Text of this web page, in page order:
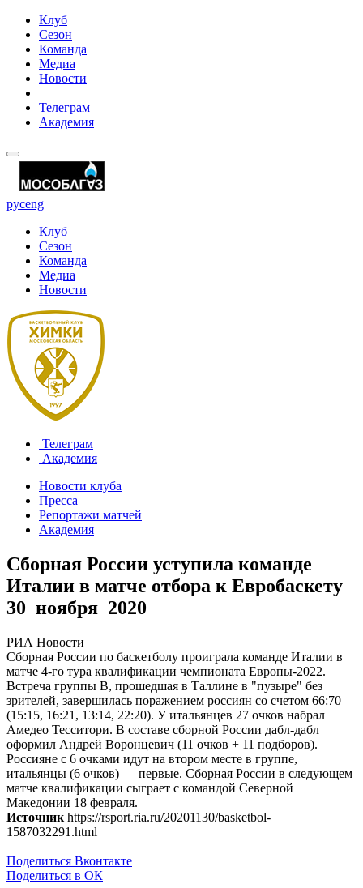
Клуб
Сезон
Команда
Медиа
Новости
Телеграм
Академия
русeng
Клуб
Сезон
Команда
Медиа
Новости
Телеграм
Академия
Новости клуба
Пресса
Репортажи матчей
Академия
Сборная России уступила команде
Италии в матче отбора к Евробаскету
30 ноября 2020
РИА Новости
Сборная России по баскетболу проиграла команде Италии в
матче 4-го тура квалификации чемпионата Европы-2022.
Встреча группы В, прошедшая в Таллине в "пузыре" без
зрителей, завершилась поражением россиян со счетом 66:70
(15:15, 16:21, 13:14, 22:20). У итальянцев 27 очков набрал
Амедео Тесситори. В составе сборной России дабл-дабл
оформил Андрей Воронцевич (11 очков + 11 подборов).
Россияне с 6 очками идут на втором месте в группе,
итальянцы (6 очков) — первые. Сборная России в следующем
матче квалификации сыграет с командой Северной
Македонии 18 февраля.
Источник https://rsport.ria.ru/20201130/basketbol-
1587032291.html
Поделиться Вконтакте
Поделиться в ОК